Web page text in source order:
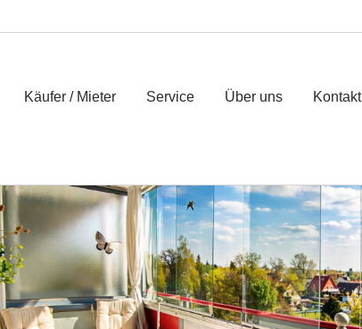
Käufer / Mieter Service Über uns Kontakt